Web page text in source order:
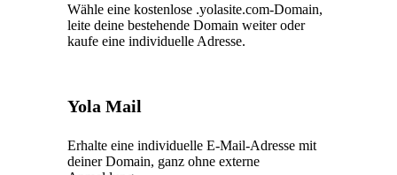
Wähle eine kostenlose .yolasite.com-Domain,
leite deine bestehende Domain weiter oder
kaufe eine individuelle Adresse.
Yola Mail
Erhalte eine individuelle E-Mail-Adresse mit
deiner Domain, ganz ohne externe